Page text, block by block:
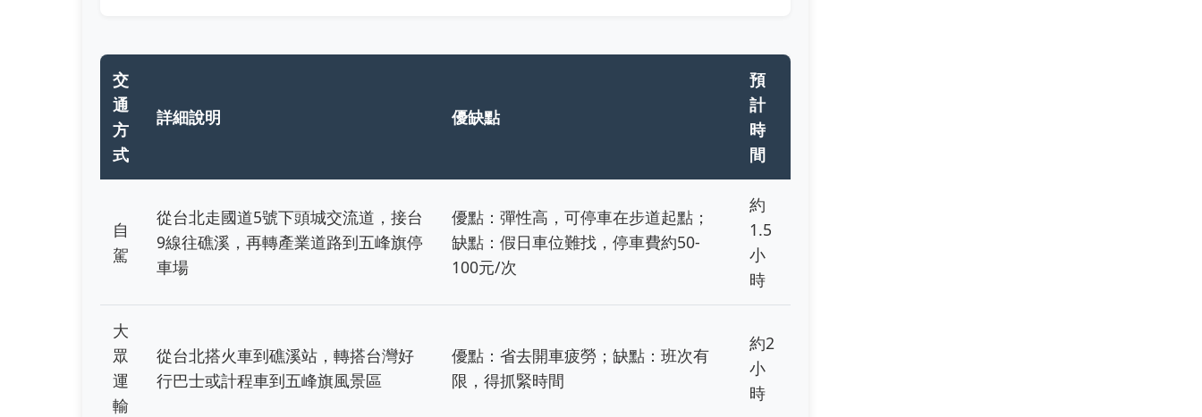
交
通
方
式
詳細說明 優缺點
預
計
時
間
自
駕
從台北走國道5號下頭城交流道，接台
9線往礁溪，再轉產業道路到五峰旗停
車場
優點：彈性高，可停車在步道起點；
缺點：假日車位難找，停車費約50-
100元/次
約
1.5
小
時
大
眾
運
輸
從台北搭火車到礁溪站，轉搭台灣好
行巴士或計程車到五峰旗風景區
優點：省去開車疲勞；缺點：班次有
限，得抓緊時間
約2
小
時